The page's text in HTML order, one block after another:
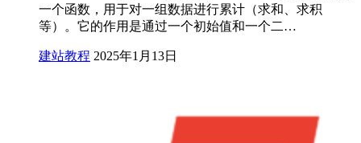
一个函数，用于对一组数据进行累计（求和、求积
等）。它的作用是通过一个初始值和一个二…
建站教程 2025年1月13日